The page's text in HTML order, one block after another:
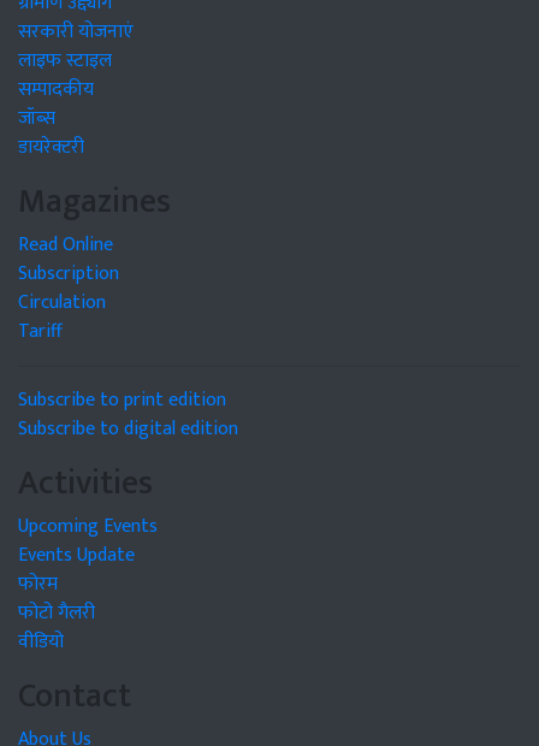
सरकारी योजनाएं
लाइफ स्टाइल
सम्पादकीय
जॉब्स
डायरेक्टरी
Magazines
Read Online
Subscription
Circulation
Tariff
Subscribe to print edition
Subscribe to digital edition
Activities
Upcoming Events
Events Update
फोरम
फोटो गैलरी
वीडियो
Contact
About Us